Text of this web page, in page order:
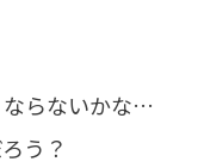
ならないかな…
う？